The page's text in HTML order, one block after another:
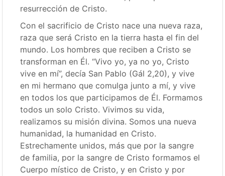
resurrección de Cristo.
Con el sacrificio de Cristo nace una nueva raza,
raza que será Cristo en la tierra hasta el fin del
mundo. Los hombres que reciben a Cristo se
transforman en Él. “Vivo yo, ya no yo, Cristo
vive en mí”, decía San Pablo (Gál 2,20), y vive
en mi hermano que comulga junto a mí, y vive
en todos los que participamos de Él. Formamos
todos un solo Cristo. Vivimos su vida,
realizamos su misión divina. Somos una nueva
humanidad, la humanidad en Cristo.
Estrechamente unidos, más que por la sangre
de familia, por la sangre de Cristo formamos el
Cuerpo místico de Cristo, y en Cristo y por